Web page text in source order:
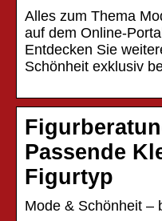
Alles zum Thema
auf dem Online-
Entdecken Sie
Schönheit exklusiv
Passende
Figurtyp
Mode & Schönheit –